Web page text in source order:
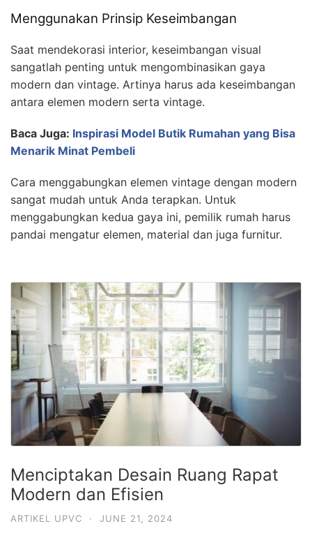
Menggunakan Prinsip Keseimbangan
Saat mendekorasi interior, keseimbangan visual
sangatlah penting untuk mengombinasikan gaya
modern dan vintage. Artinya harus ada keseimbangan
antara elemen modern serta vintage.
Baca Juga: Inspirasi Model Butik Rumahan yang Bisa
Menarik Minat Pembeli
Cara menggabungkan elemen vintage dengan modern
sangat mudah untuk Anda terapkan. Untuk
menggabungkan kedua gaya ini, pemilik rumah harus
pandai mengatur elemen, material dan juga furnitur.
Menciptakan Desain Ruang Rapat
Modern dan Efisien
ARTIKEL UPVC · JUNE 21, 2024